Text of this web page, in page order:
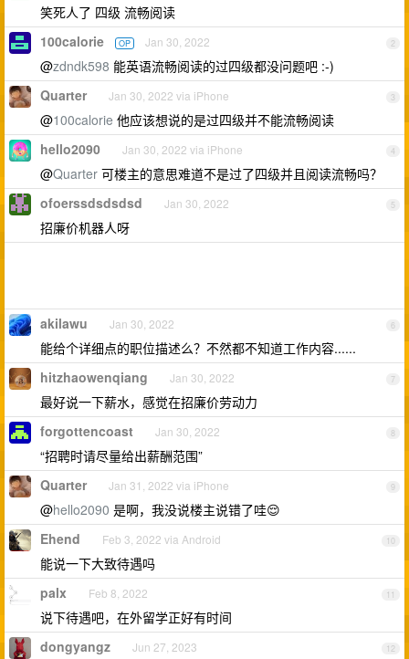
笑死人了 四级 流畅阅读
2
100calorie OP Jan 30, 2022
@zdndk598 能英语流畅阅读的过四级都没问题吧 :-)
3
Quarter Jan 30, 2022 via iPhone
@100calorie 他应该想说的是过四级并不能流畅阅读
4
hello2090 Jan 30, 2022 via iPhone
@Quarter 可楼主的意思难道不是过了四级并且阅读流畅吗？
5
ofoerssdsdsdsd Jan 30, 2022
招廉价机器人呀
6
akilawu Jan 30, 2022
能给个详细点的职位描述么？不然都不知道工作内容......
7
hitzhaowenqiang Jan 30, 2022
最好说一下薪水，感觉在招廉价劳动力
8
forgottencoast Jan 30, 2022
“招聘时请尽量给出薪酬范围”
9
Quarter Jan 31, 2022 via iPhone
@hello2090 是啊，我没说楼主说错了哇😌
10
Ehend Feb 3, 2022 via Android
能说一下大致待遇吗
11
palx Feb 8, 2022
说下待遇吧，在外留学正好有时间
12
dongyangz Jun 27, 2023